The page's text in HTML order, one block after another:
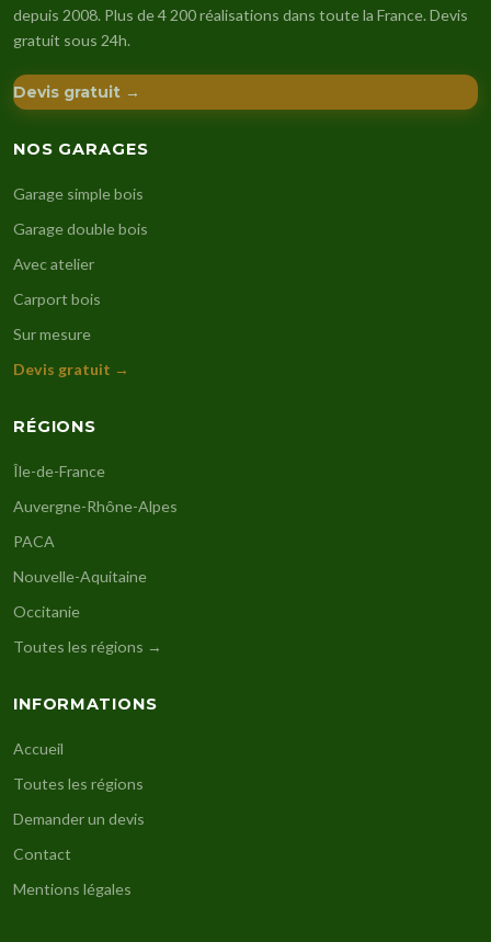
depuis 2008. Plus de 4 200 réalisations dans toute la France. Devis
gratuit sous 24h.
Devis gratuit →
NOS GARAGES
Garage simple bois
Garage double bois
Avec atelier
Carport bois
Sur mesure
Devis gratuit →
RÉGIONS
Île-de-France
Auvergne-Rhône-Alpes
PACA
Nouvelle-Aquitaine
Occitanie
Toutes les régions →
INFORMATIONS
Accueil
Toutes les régions
Demander un devis
Contact
Mentions légales